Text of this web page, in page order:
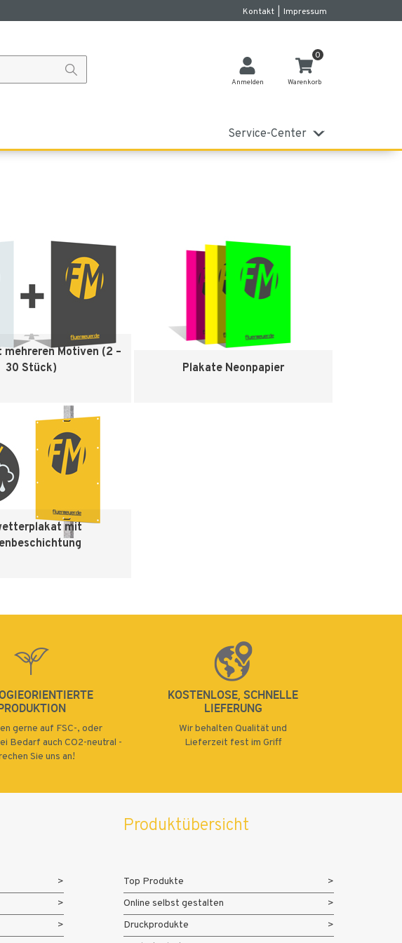
Kontakt Impressum
Anmelden
0
Warenkorb
Service-Center
Motiven (2 –
30 Stück)
Zum Produkt
Plakate Neonpapier
mit
gerne auf FSC-, oder
Bedarf auch CO2-neutral -
Sie uns an!
KOSTENLOSE, SCHNELLE
LIEFERUNG
Wir behalten Qualität und
Lieferzeit fest im Griff
Produktübersicht
Top Produkte
Online selbst gestalten
Druckprodukte